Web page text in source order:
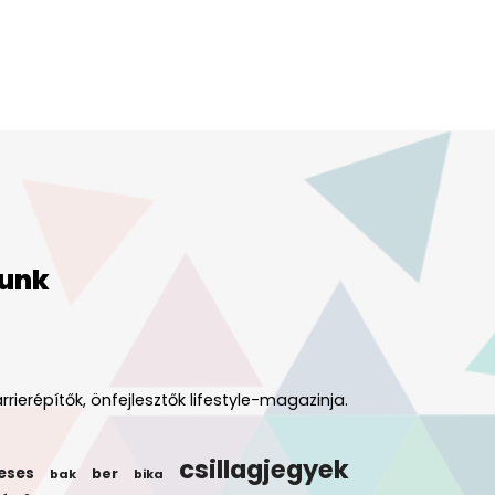
önfejlesztők lifestyle-magazinja.
bak ber bika csillagjegyek